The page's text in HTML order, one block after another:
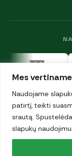
Mes
Naudojame
patirtį, teikti
srautą.
slapukų naudojimu.
© 2026